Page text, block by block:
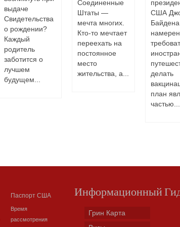
выдаче
Свидетельства
о рождении?
Каждый
родитель
заботится о
лучшем
будущем...
Соединенные
Штаты —
мечта многих.
Кто-то мечтает
переехать на
постоянное
место
жительства, а...
США
Байдена
делать
план
частью...
Паспорт США
Время
рассмотрения
Информационный
Грин Карта